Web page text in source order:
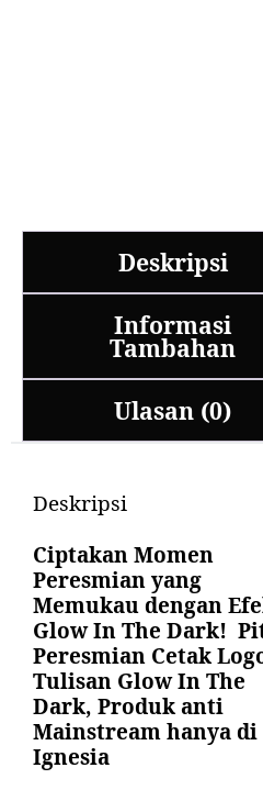
Deskripsi
Informasi
Tambahan
Ulasan (0)
Deskripsi
Ciptakan Momen
Peresmian yang
Memukau dengan
Glow In The Dark!
Peresmian Cetak
Tulisan Glow In The
Dark, Produk anti
Mainstream hanya di
Ignesia